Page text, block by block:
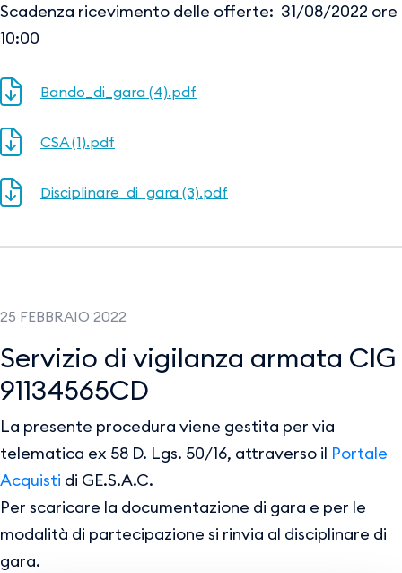
Scadenza ricevimento delle offerte: 31/08/2022 ore
10:00
Bando_di_gara (4).pdf
CSA (1).pdf
Disciplinare_di_gara (3).pdf
25 FEBBRAIO 2022
Servizio di vigilanza armata CIG
91134565CD
La presente procedura viene gestita per via
telematica ex 58 D. Lgs. 50/16, attraverso il Portale
Acquisti di GE.S.A.C.
Per scaricare la documentazione di gara e per le
modalità di partecipazione si rinvia al disciplinare di
gara.